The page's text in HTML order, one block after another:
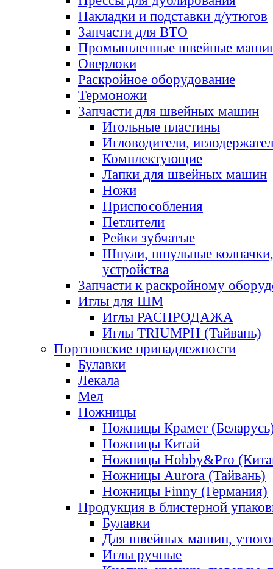
Накладки и подставки д/утюгов
Запчасти для ВТО
Промышленные швейные
Оверлоки
Раскройное оборудование
Термоножи
Запчасти для швейных машин
Игольные пластины
Игловодители,
Комплектующие
Лапки для швейных машин
Ножи
Приспособления
Петлители
Рейки зубчатые
Шпули, шпульные
устройства
Запчасти к раскройному
Иглы для ШМ
Иглы РАСПРОДАЖА
Иглы TRIUMPH (Тайвань)
Портновские принадлежности
Булавки
Лекала
Мел
Ножницы
Ножницы Крамет
Ножницы Китай
Ножницы Hobby&Pro
Ножницы Aurora (Тайвань)
Ножницы Finny (Германия)
Продукция в блистерной
Булавки
Для швейных машин,
Иглы ручные